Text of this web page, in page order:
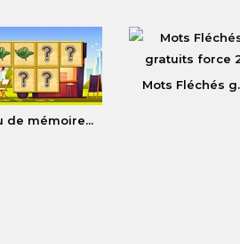
de mémoire...
Mots Fléchés